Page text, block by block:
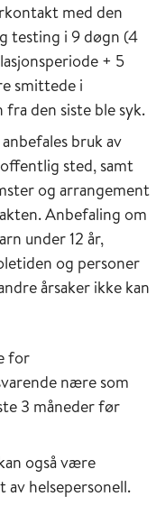
med den
testing i 9 døgn (4
+ 5
smittede i
den siste ble syk.
bruk av
sted, samt
og arrangement
Anbefaling om
under 12 år,
og personer
årsaker ikke kan
for
nære som
3 måneder før
også være
helsepersonell.